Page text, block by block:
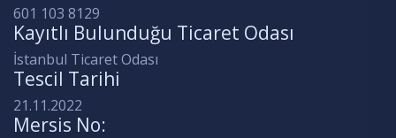
601 103 8129
Kayıtlı Bulunduğu Ticaret Odası
İstanbul Ticaret Odası
Tescil Tarihi
21.11.2022
Mersis No: